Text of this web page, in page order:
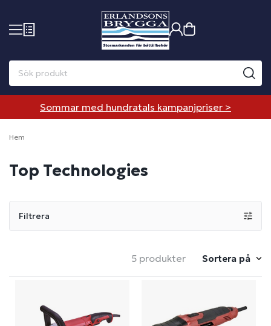
Sommar med hundratals kampanjpriser >
Hem
Top Technologies
Filtrera
5 produkter Sortera på